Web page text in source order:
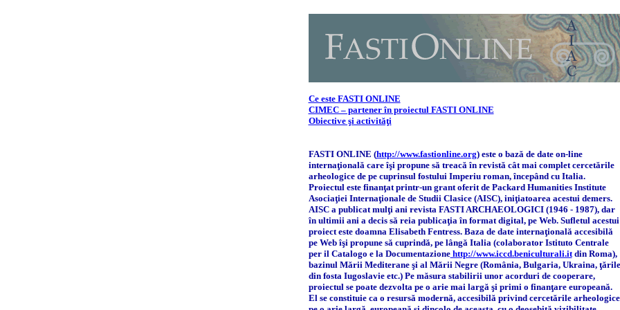
Ce este FASTI ONLINE
CIMEC – partener în proiectul FASTI ONLINE
Obiective şi activităţi
FASTI ONLINE (http://www.fastionline.org) este o bază de date on-line
internaţională care îşi propune să treacă în revistă cât mai complet cercetările
arheologice de pe cuprinsul fostului Imperiu roman, începând cu Italia.
Proiectul este finanţat printr-un grant oferit de Packard Humanities Institute
Asociaţiei Internaţionale de Studii Clasice (AISC), iniţiatoarea acestui demers.
AISC a publicat mulţi ani revista FASTI ARCHAEOLOGICI (1946 - 1987), dar
în ultimii ani a decis să reia publicaţia în format digital, pe Web. Sufletul acestui
proiect este doamna Elisabeth Fentress. Baza de date internaţională accesibilă
pe Web îşi propune să cuprindă, pe lângă Italia (colaborator Istituto Centrale
per il Catalogo e la Documentazionehttp://www.iccd.beniculturali.itdin Roma),
bazinul Mării Mediterane şi al Mării Negre (România, Bulgaria, Ukraina, ţările
din fosta Iugoslavie etc.) Pe măsura stabilirii unor acorduri de cooperare,
proiectul se poate dezvolta pe o arie mai largă şi primi o finanţare europeană.
El se constituie ca o resursă modernă, accesibilă privind cercetările arheologice